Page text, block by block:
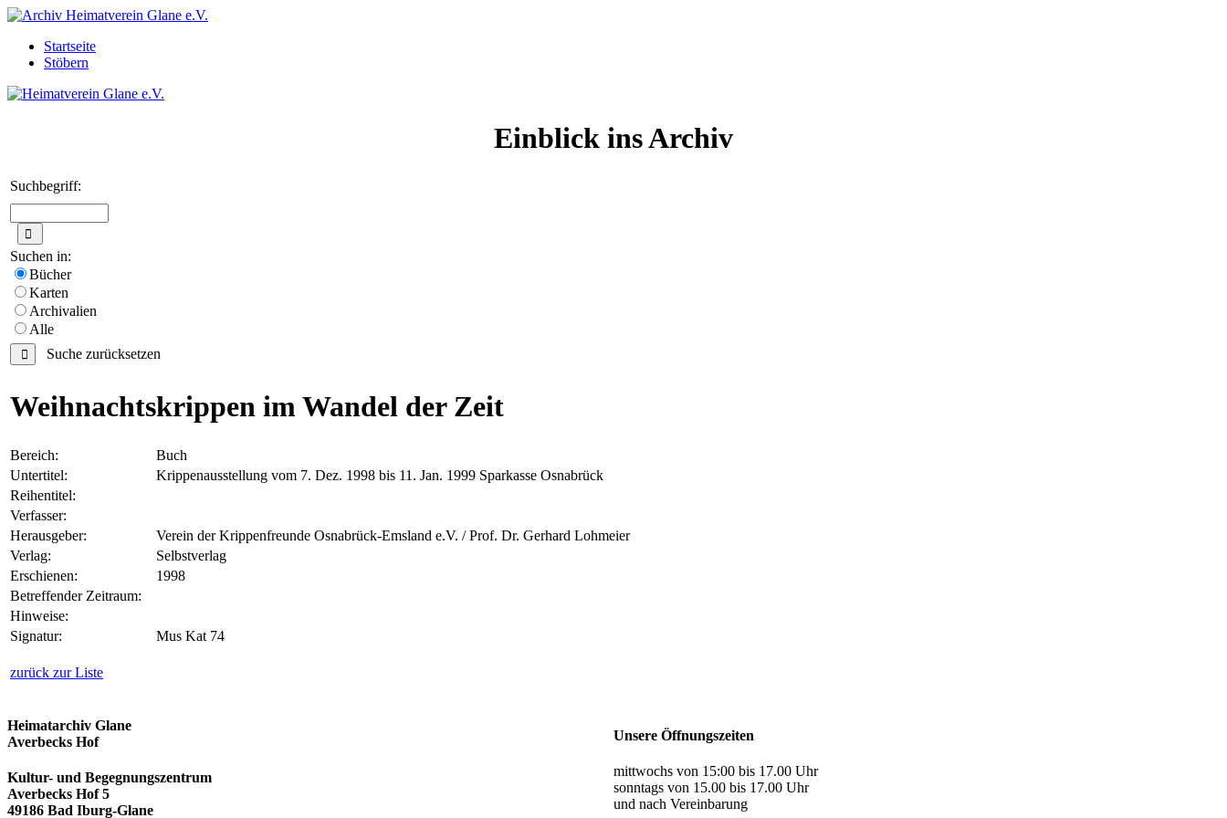
Startseite
Stöbern
Einblick ins Archiv
Suchbegriff:
Suchen in:
Bücher
Karten
Archivalien
Alle
Suche zurücksetzen
Weihnachtskrippen im Wandel der Zeit
Bereich:
Buch
Untertitel:
Krippenausstellung vom 7. Dez. 1998 bis 11. Jan. 1999 Sparkasse Osnabrück
Reihentitel:
Verfasser:
Herausgeber:
Verein der Krippenfreunde Osnabrück-Emsland e.V. / Prof. Dr. Gerhard Lohmeier
Verlag:
Selbstverlag
Erschienen:
1998
Betreffender Zeitraum:
Hinweise:
Signatur:
Mus Kat 74
zurück zur Liste
Heimatarchiv Glane
Averbecks Hof
Kultur- und Begegnungszentrum
Averbecks Hof 5
49186 Bad Iburg-Glane
Unsere Öffnungszeiten
mittwochs von 15:00 bis 17.00 Uhr
sonntags von 15.00 bis 17.00 Uhr
und nach Vereinbarung